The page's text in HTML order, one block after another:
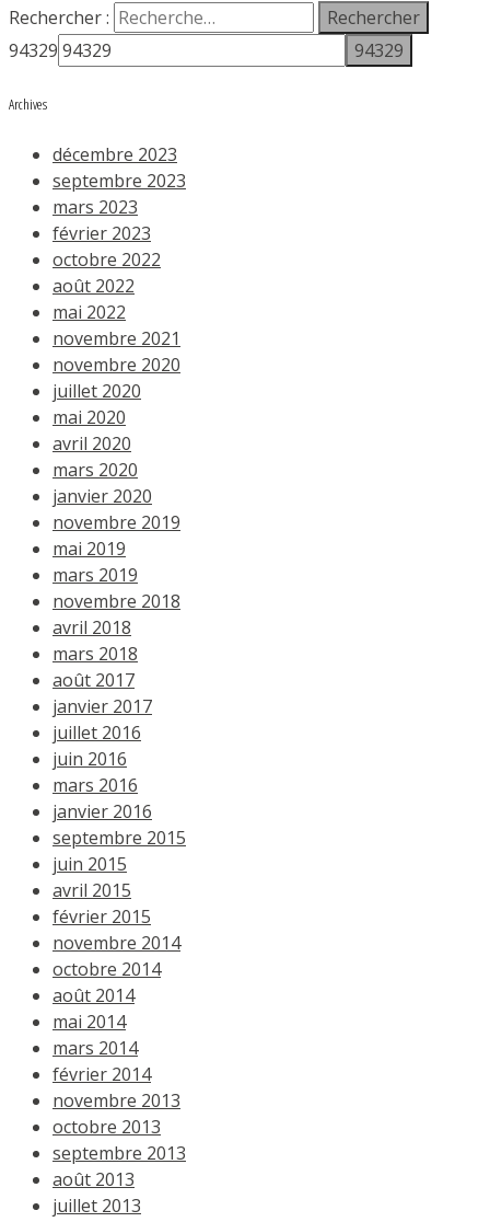
Rechercher :
94329
Archives
décembre 2023
septembre 2023
mars 2023
février 2023
octobre 2022
août 2022
mai 2022
novembre 2021
novembre 2020
juillet 2020
mai 2020
avril 2020
mars 2020
janvier 2020
novembre 2019
mai 2019
mars 2019
novembre 2018
avril 2018
mars 2018
août 2017
janvier 2017
juillet 2016
juin 2016
mars 2016
janvier 2016
septembre 2015
juin 2015
avril 2015
février 2015
novembre 2014
octobre 2014
août 2014
mai 2014
mars 2014
février 2014
novembre 2013
octobre 2013
septembre 2013
août 2013
juillet 2013